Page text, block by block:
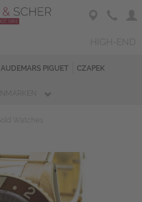
AUDEMARS PIGUET CZAPEK